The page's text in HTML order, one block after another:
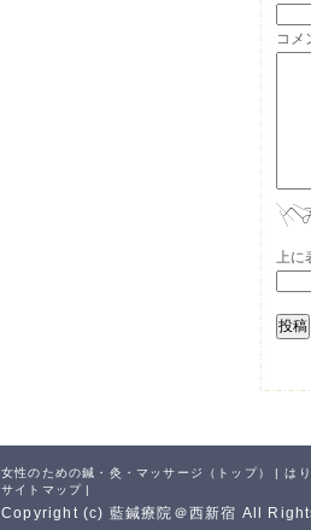
上に
コメ
女性のための鍼・灸・マッサージ（トップ） | は
サイトマップ |
Copyright (c) 藍鍼療院＠西新宿 All